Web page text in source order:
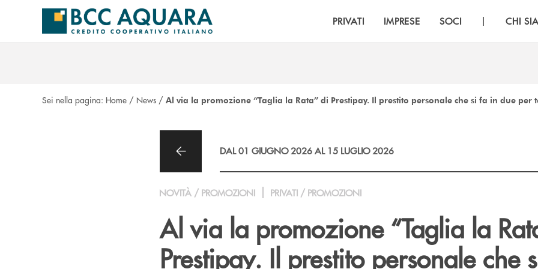
Salta al contenuto principale
PRIVATI IMPRESE SOCI | CHI
Sei nella pagina: Home / News / Al via la promozione “Taglia la Rata” di Prestipay. Il prestito personale che si fa in due per
DAL 01 GIUGNO 2026 AL 15 LUGLIO 2026
NOVITÀ / PROMOZIONI PRIVATI / PROMOZIONI
Al via la promozione “Taglia la
Prestipay. Il prestito personale che